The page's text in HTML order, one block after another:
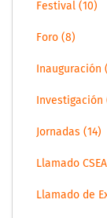
Festival (10)
Foro (8)
Inauguración
Investigación
Jornadas (14)
Llamado
Llamado de